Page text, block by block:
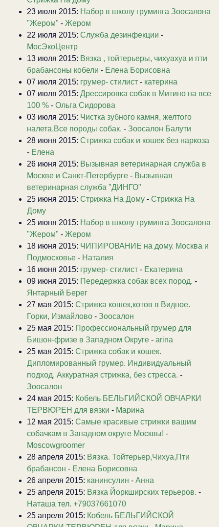
23 июля 2015: Набор в школу груминга Зоосалона
"Жером" - Жером
22 июля 2015: Служба дезинфекции -
МосЭкоЦентр
13 июля 2015: Вязка , тойтерьеры, чихуахуа и пти
брабансоны кобели - Елена Борисовна
07 июля 2015: грумер- стилист - катерина
07 июля 2015: Дрессировка собак в Митино на все
100 % - Ольга Сидорова
03 июля 2015: Чистка зубного камня, желтого
налета.Все породы собак. - Зоосалон Балути
28 июня 2015: Стрижка собак и кошек без наркоза
- Елена
26 июня 2015: Вызывная ветеринарная служба в
Москве и Санкт-Петербурге - Вызывная
ветеринарная служба "ДИНГО"
25 июня 2015: Стрижка На Дому - Стрижка На
Дому
25 июня 2015: Набор в школу груминга Зоосалона
"Жером" - Жером
18 июня 2015: ЧИПИРОВАНИЕ на дому. Москва и
Подмосковье - Наталия
16 июня 2015: грумер- стилист - Екатерина
09 июня 2015: Передержка собак всех пород. -
Янтарный Берег
27 мая 2015: Стрижка кошек,котов в Видное.
Горки, Измайлово - Зоосалон
25 мая 2015: Профессиональный грумер для
Бишон-фризе в Западном Округе - arina
25 мая 2015: Стрижка собак и кошек.
Дипломированный грумер. Индивидуальный
подход. Аккуратная стрижка, без стресса. -
Зоосалон
24 мая 2015: Кобель БЕЛЬГИЙСКОЙ ОВЧАРКИ
ТЕРВЮРЕН для вязки - Марина
12 мая 2015: Самые красивые стрижки вашим
собачкам в Западном округе Москвы! -
Moscowgroomer
28 апреля 2015: Вязка. Тойтерьер,Чихуа,Пти
брабансон - Елена Борисовна
26 апреля 2015: канинсулин - Анна
25 апреля 2015: Вязка Йоркширских терьеров. -
Наташа тел. +79037661070
25 апреля 2015: Кобель БЕЛЬГИЙСКОЙ